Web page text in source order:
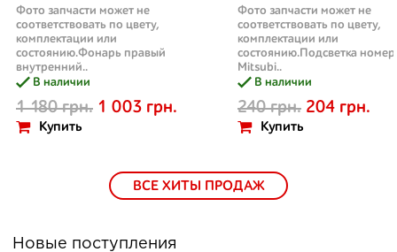
Фото запчасти может не
соответствовать по цвету,
комплектации или
состоянию.Фонарь правый
внутренний..
В наличии
1 180 грн. 1 003 грн.
Купить
Фото запчасти может не
соответствовать по цвету,
комплектации или
состоянию.Подсветка
Mitsubi..
В наличии
240 грн. 204 грн.
Купить
ВСЕ ХИТЫ ПРОДАЖ
Новые поступления